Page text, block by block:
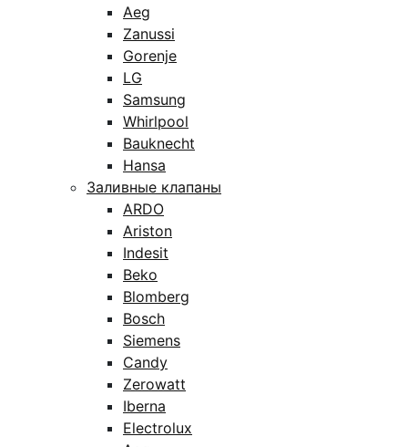
Aeg
Zanussi
Gorenje
LG
Samsung
Whirlpool
Bauknecht
Hansa
Заливные клапаны
ARDO
Ariston
Indesit
Beko
Blomberg
Bosch
Siemens
Candy
Zerowatt
Iberna
Electrolux